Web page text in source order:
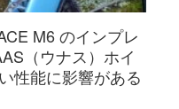
M6 のインプレ
（ウナス）ホイ
性能に影響がある